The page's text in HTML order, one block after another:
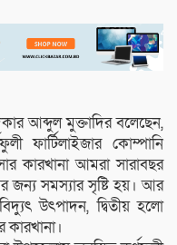
আব্দুল মুক্তাদির বলেছেন,
ফার্টিলাইজার কোম্পানি
কারখানা আমরা সারাবছর
জন্য সমস্যার সৃষ্টি হয়। আর
উৎপাদন, দ্বিতীয় হলো